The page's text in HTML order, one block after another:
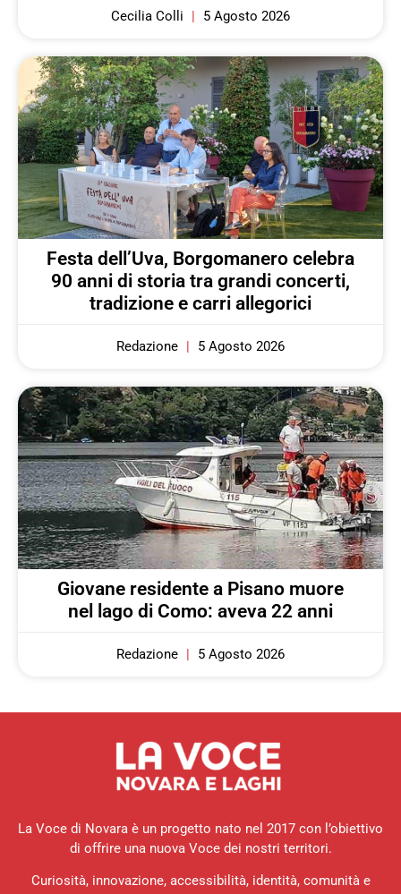
Cecilia Colli 5 Agosto 2026
Festa dell’Uva, Borgomanero celebra
90 anni di storia tra grandi concerti,
tradizione e carri allegorici
Redazione 5 Agosto 2026
Giovane residente a Pisano muore
nel lago di Como: aveva 22 anni
Redazione 5 Agosto 2026
La Voce di Novara è un progetto nato nel 2017 con l’obiettivo
di offrire una nuova Voce dei nostri territori.
Curiosità, innovazione, accessibilità, identità, comunità e